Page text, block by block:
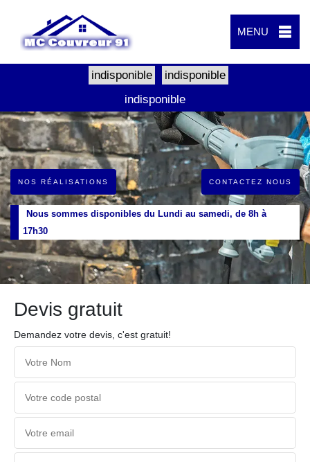
MENU
indisponible
indisponible
indisponible
NOS RÉALISATIONS CONTACTEZ NOUS
Nous sommes disponibles du Lundi au samedi, de 8h à
17h30
Devis gratuit
Demandez votre devis, c'est gratuit!